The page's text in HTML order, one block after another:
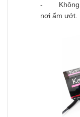
- Không
nơi ẩm ướt.